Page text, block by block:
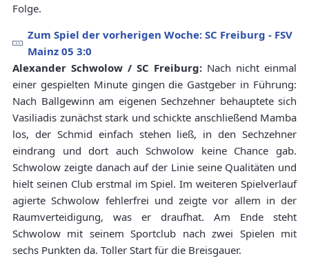
Folge.
Zum Spiel der vorherigen Woche: SC Freiburg - FSV
Mainz 05 3:0
Alexander Schwolow / SC Freiburg: Nach nicht einmal
einer gespielten Minute gingen die Gastgeber in Führung:
Nach Ballgewinn am eigenen Sechzehner behauptete sich
Vasiliadis zunächst stark und schickte anschließend Mamba
los, der Schmid einfach stehen ließ, in den Sechzehner
eindrang und dort auch Schwolow keine Chance gab.
Schwolow zeigte danach auf der Linie seine Qualitäten und
hielt seinen Club erstmal im Spiel. Im weiteren Spielverlauf
agierte Schwolow fehlerfrei und zeigte vor allem in der
Raumverteidigung, was er draufhat. Am Ende steht
Schwolow mit seinem Sportclub nach zwei Spielen mit
sechs Punkten da. Toller Start für die Breisgauer.